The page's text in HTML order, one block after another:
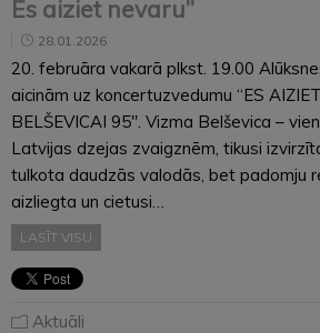
Es aiziet nevaru”
28.01.2026
20. februāra vakarā plkst. 19.00
aicinām uz koncertuzvedumu “ES
BELŠEVICAI 95″. Vizma Belševica –
Latvijas dzejas zvaigznēm, tikusi
tulkota daudzās valodās, bet padomju
aizliegta un cietusi…
LASĪT VISU
Aktuāli